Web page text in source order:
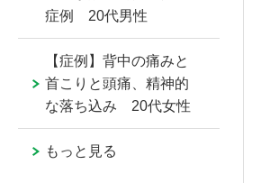
症例 20代男性
【症例】背中の痛みと
首こりと頭痛、精神的
な落ち込み 20代女性
もっと見る